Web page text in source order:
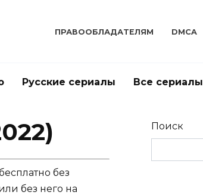
ПРАВООБЛАДАТЕЛЯМ DMCA
Русские сериалы Все сериалы
без
без него на
Поиск